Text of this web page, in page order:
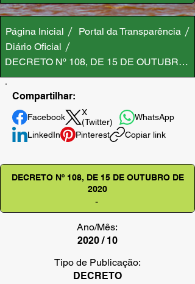
Página Inicial
Portal da Transparência
Diário Oficial
DECRETO Nº 108, DE 15 DE OUTUBRO
Compartilhar:
Facebook
X
(Twitter)
WhatsApp
LinkedIn
Pinterest Copiar link
DECRETO Nº 108, DE 15 DE OUTUBRO DE
2020
-
Ano/Mês:
2020 / 10
Tipo de Publicação:
DECRETO